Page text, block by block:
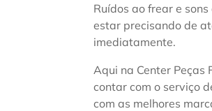
Ruídos ao frear e
estar precisando de
imediatamente.
Aqui na Center Peças
contar com o serviço
com as melhores